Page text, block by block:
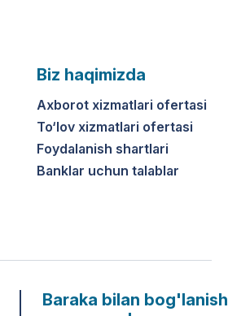
Biz haqimizda
Axborot xizmatlari ofertasi
To‘lov xizmatlari ofertasi
Foydalanish shartlari
Banklar uchun talablar
Baraka bilan bog'lanish